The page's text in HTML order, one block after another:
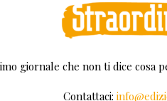
giornale che non ti dice cosa
Contattaci: